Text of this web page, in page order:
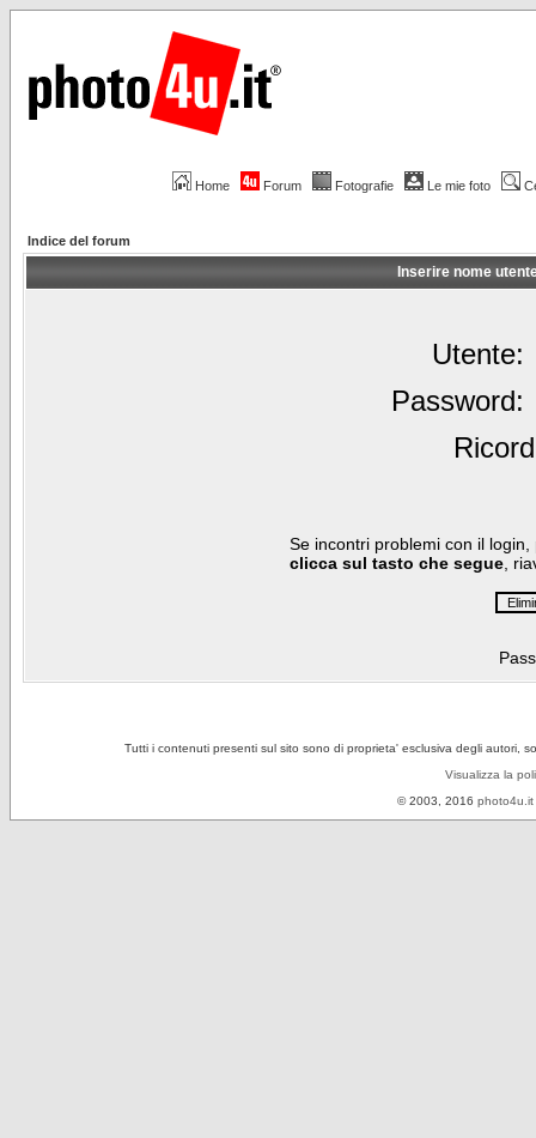
Home Forum Fotografie Le mie foto
Indice del forum
Inserire nome
Utente:
Password:
Se incontri problemi con il
clicca sul tasto che segue ,
Tutti i contenuti presenti sul sito sono di proprieta' esclusiva degli autori,
Visualizza la
© 2003, 2016 photo4u.it